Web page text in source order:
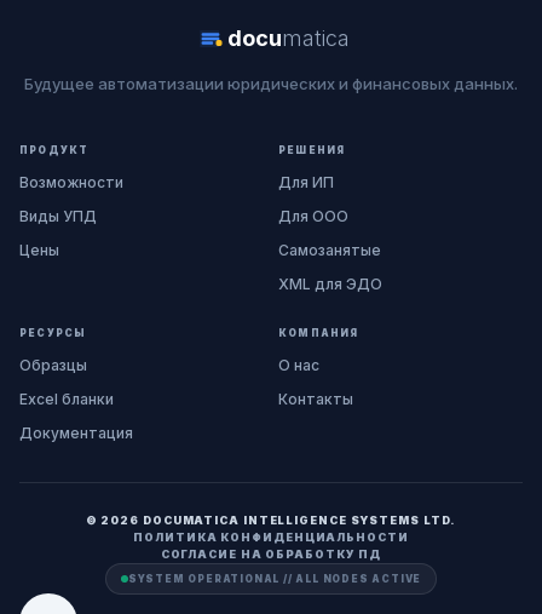
documatica
Будущее автоматизации юридических и финансовых данных.
ПРОДУКТ
Возможности
Виды УПД
Цены
РЕШЕНИЯ
Для ИП
Для ООО
Самозанятые
XML для ЭДО
РЕСУРСЫ
Образцы
Excel бланки
Документация
КОМПАНИЯ
О нас
Контакты
© 2026 DOCUMATICA INTELLIGENCE SYSTEMS LTD.
ПОЛИТИКА КОНФИДЕНЦИАЛЬНОСТИ
СОГЛАСИЕ НА ОБРАБОТКУ ПД
SYSTEM OPERATIONAL // ALL NODES ACTIVE